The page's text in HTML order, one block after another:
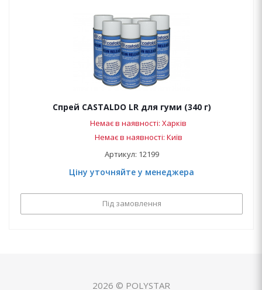
Спрей CASTALDO LR для гуми (340 г)
Немає в наявності: Харків
Немає в наявності: Київ
Артикул: 12199
Ціну уточняйте у менеджера
Під замовлення
2026 © POLYSTAR